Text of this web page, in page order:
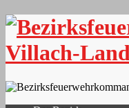
Skip
content